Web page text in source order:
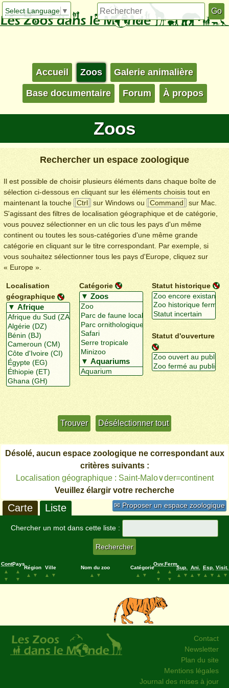
Select Language ▼
Accueil Zoos Galerie animalière
Base documentaire Forum À propos
Zoos
Rechercher un espace zoologique
Il est possible de choisir plusieurs éléments dans chaque boîte de
sélection ci-dessous en cliquant sur les éléments choisis tout en
maintenant la touche
Ctrl sur Windows ou Command
sur Mac.
S'agissant des filtres de localisation géographique et de catégorie,
vous pouvez sélectionner en un clic tous les pays d'un même
continent ou toutes les sous-catégories d'une même grande
catégorie en cliquant sur le titre correspondant. Par exemple, si
vous souhaitez sélectionner tous les pays d'Europe, cliquez sur
« Europe ».
Localisation
géographique
Catégorie Statut historique
Statut d'ouverture
Désolé, aucun espace zoologique ne correspondant aux
critères suivants :
Localisation géographique : Saint-Malo∨der=continent
Veuillez élargir votre recherche
✉ Proposer un espace zoologique
Carte Liste
Chercher un mot dans cette liste :
Cont.
▲
▼
Pays
▲
▼
Région
▲
▼
Ville
▲
▼
Nom du zoo
▲
▼
Catégorie
▲
▼
Ouv.
▲
▼
Ferm.
▲
▼
Sup.
▲
▼
Ani.
▲
▼
Esp.
▲
▼
Visit.
▲
▼
Contact
Newsletter
Plan du site
Mentions légales
Journal des mises à jour